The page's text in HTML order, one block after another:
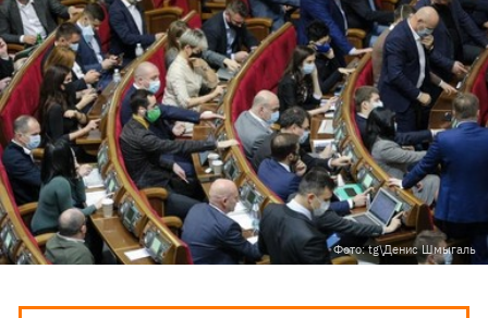
Фото: tg\Денис Шмыгаль